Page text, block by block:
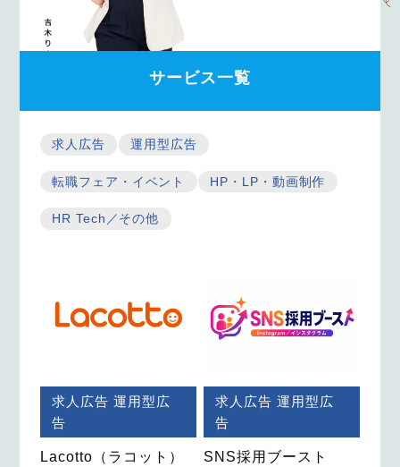
サービス一覧
求人広告 運用型広告
転職フェア・イベント HP・LP・動画制作
HR Tech／その他
求人広告 運用型広
告
Lacotto（ラコット）
求人広告 運用型広
告
SNS採用ブースト